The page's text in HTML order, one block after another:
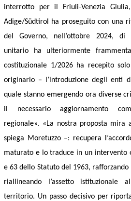
interrotto per il Friuli-Venezia
Adige/Südtirol ha proseguito con una
del Governo, nell’ottobre 2024, di
unitario ha ulteriormente
costituzionale 1/2026 ha recepito
originario – l’introduzione degli enti
quale stanno emergendo ora diverse
il necessario aggiornamento
regionale». «La nostra proposta mira
spiega Moretuzzo –: recupera
maturato e lo traduce in un intervento
e 63 dello Statuto del 1963,
riallineando l’assetto istituzionale
territorio. Un passo decisivo per